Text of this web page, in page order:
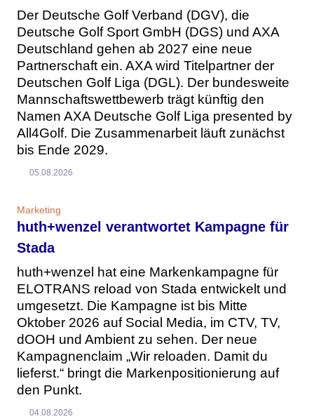
Der Deutsche Golf Verband (DGV), die
Deutsche Golf Sport GmbH (DGS) und AXA
Deutschland gehen ab 2027 eine neue
Partnerschaft ein. AXA wird Titelpartner der
Deutschen Golf Liga (DGL). Der bundesweite
Mannschaftswettbewerb trägt künftig den
Namen AXA Deutsche Golf Liga presented by
All4Golf. Die Zusammenarbeit läuft zunächst
bis Ende 2029.
05.08.2026
Marketing
huth+wenzel verantwortet Kampagne für
Stada
huth+wenzel hat eine Markenkampagne für
ELOTRANS reload von Stada entwickelt und
umgesetzt. Die Kampagne ist bis Mitte
Oktober 2026 auf Social Media, im CTV, TV,
dOOH und Ambient zu sehen. Der neue
Kampagnenclaim „Wir reloaden. Damit du
lieferst.“ bringt die Markenpositionierung auf
den Punkt.
04.08.2026